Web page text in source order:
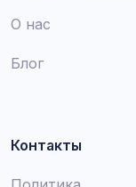
О нас
Блог
Контакты